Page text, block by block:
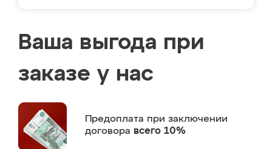
Ваша выгода при
заказе у нас
Предоплата при заключении
договора всего 10%